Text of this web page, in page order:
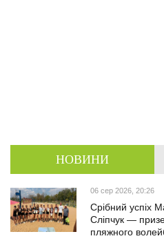
НОВИНИ
06 сер 2026, 20:26
Срібний успіх
Сліпчук —
пляжного